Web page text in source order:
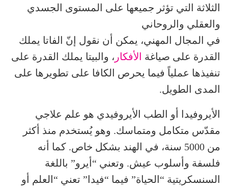
الثلاثة التي تؤثر جميعها على المستوى الجسدي
والعقلي والروحاني
في المجال المهني، يمكن أن نقول إنّ الفاتا يملك
القدرة على صياغة الأفكار ، والبيتا يملك القدرة على
تنفيذها عملياً فيما يحرص الكافا على تطويرها على
المدى الطويل.
الأيروفيدا أو الطب الأيروفيدي هو علم علاجي
مقدّس متكامل ومتماسك. وهو يُستخدم منذ أكثر
من 5000 سنة، في الهند بشكل خاص. كما أنه
فلسفة وأسلوب عيش. وتعني “أيرو” باللغة
السنسكريتية “الحياة” فيما “فيدا” تعني “العلم أو